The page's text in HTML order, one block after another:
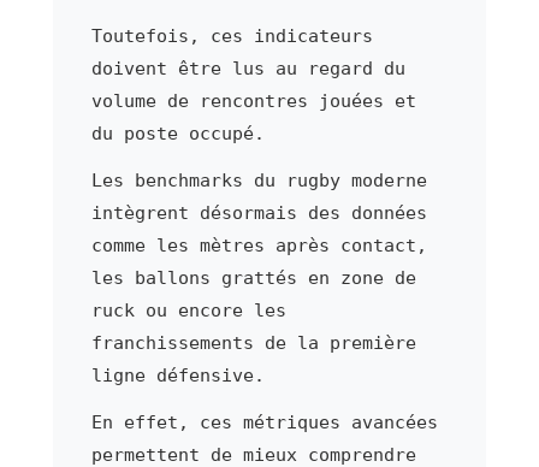
Toutefois, ces indicateurs
doivent être lus au regard du
volume de rencontres jouées et
du poste occupé.
Les benchmarks du rugby moderne
intègrent désormais des données
comme les mètres après contact,
les ballons grattés en zone de
ruck ou encore les
franchissements de la première
ligne défensive.
En effet, ces métriques avancées
permettent de mieux comprendre